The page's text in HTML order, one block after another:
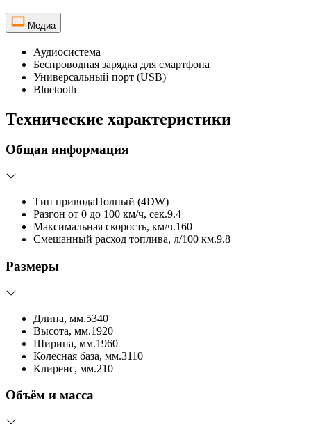
Медиа
Аудиосистема
Беспроводная зарядка для смартфона
Универсальный порт (USB)
Bluetooth
Технические характеристики
Общая информация
Тип приводаПолный (4DW)
Разгон от 0 до 100 км/ч, сек.9.4
Максимальная скорость, км/ч.160
Смешанный расход топлива, л/100 км.9.8
Размеры
Длина, мм.5340
Высота, мм.1920
Ширина, мм.1960
Колесная база, мм.3110
Клиренс, мм.210
Объём и масса